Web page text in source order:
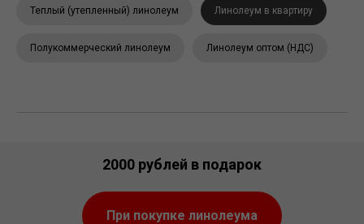
Теплый (утепленный) линолеум Линолеум в квартиру
Полукоммерческий линолеум Линолеум оптом (НДС)
2000 рублей в подарок
При покупке линолеума